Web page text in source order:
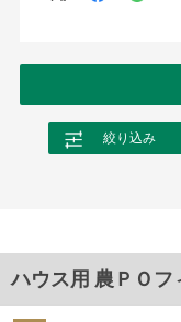
絞り込み
ハウス用 農ＰＯ